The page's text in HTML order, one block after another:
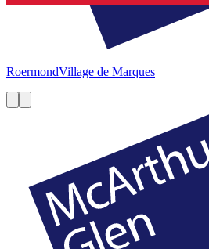
RoermondVillage de Marques